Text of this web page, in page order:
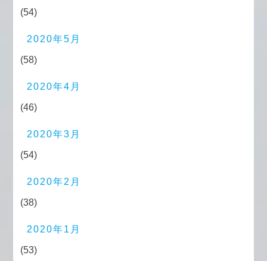
(54)
2020年5月
(58)
2020年4月
(46)
2020年3月
(54)
2020年2月
(38)
2020年1月
(53)